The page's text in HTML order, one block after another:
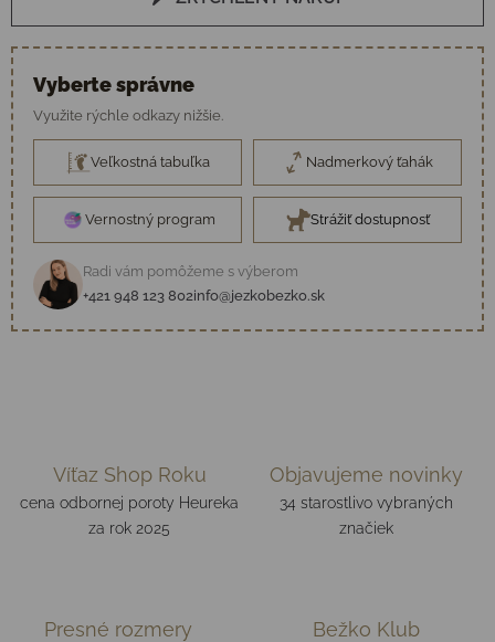
Vyberte správne
Využite rýchle odkazy nižšie.
Veľkostná tabuľka Nadmerkový ťahák
Vernostný program Strážiť dostupnosť
Radi vám pomôžeme s výberom
+421 948 123 802info@jezkobezko.sk
Víťaz Shop Roku
cena odbornej poroty Heureka
za rok 2025
Objavujeme novinky
34 starostlivo vybraných
značiek
Presné rozmery Bežko Klub